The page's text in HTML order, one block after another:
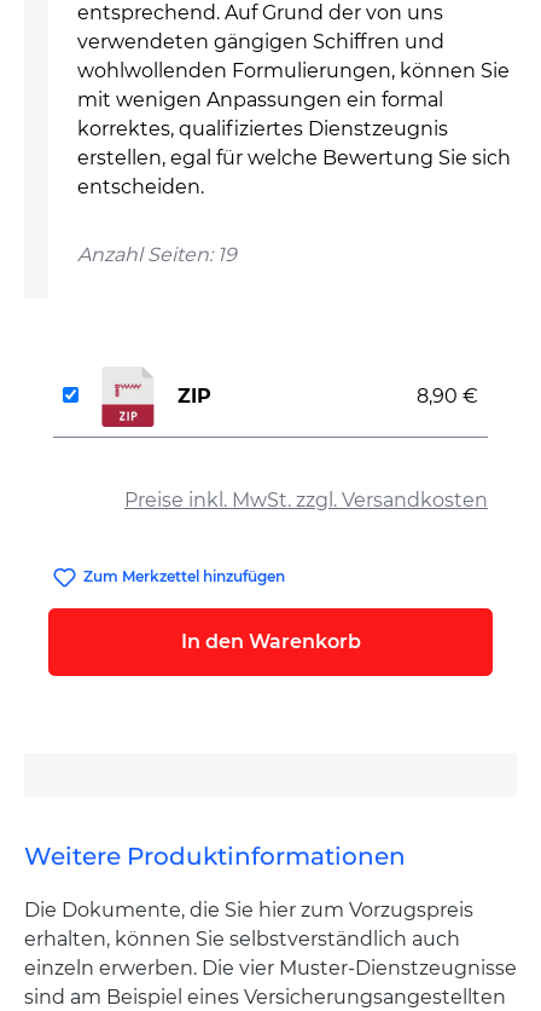
entsprechend. Auf Grund der von uns
verwendeten gängigen Schiffren und
wohlwollenden Formulierungen, können Sie
mit wenigen Anpassungen ein formal
korrektes, qualifiziertes Dienstzeugnis
erstellen, egal für welche Bewertung Sie sich
entscheiden.
Anzahl Seiten: 19
Preise inkl. MwSt. zzgl. Versandkosten
ZIP 8,90 €
Zum Merkzettel hinzufügen
In den Warenkorb
Weitere Produktinformationen
Die Dokumente, die Sie hier zum Vorzugspreis
erhalten, können Sie selbstverständlich auch
einzeln erwerben. Die vier Muster-Dienstzeugnisse
sind am Beispiel eines Versicherungsangestellten